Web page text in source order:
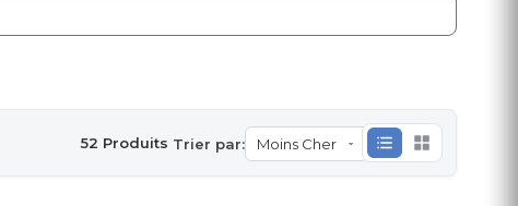
Trier par:
52 Produits